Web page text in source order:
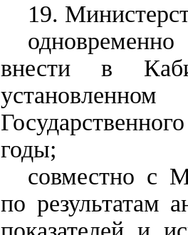
19.
внести в
годы;
совместно с
по результатам